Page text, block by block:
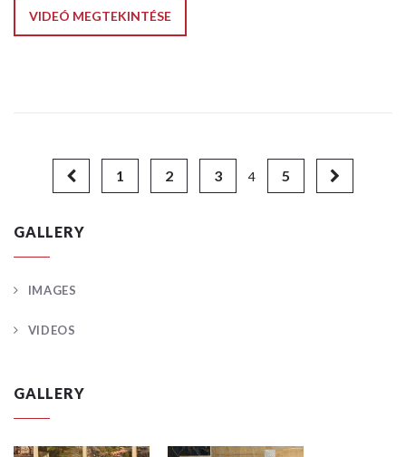
VIDEÓ MEGTEKINTÉSE
1 2 3 4 5
GALLERY
IMAGES
VIDEOS
GALLERY